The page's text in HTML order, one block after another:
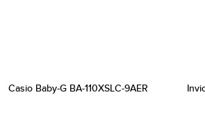
Casio Baby-G BA-110XSLC-9AER